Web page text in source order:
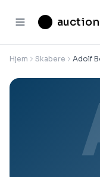
Hjem Skabere Adolf